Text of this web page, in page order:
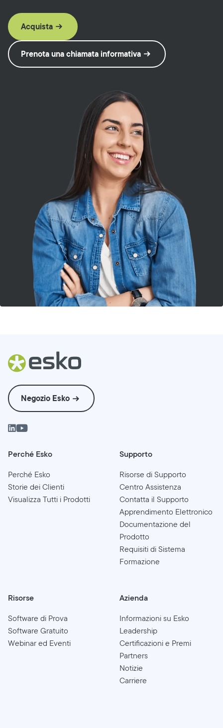
Acquista
Prenota una chiamata informativa
Negozio Esko
Perché Esko
Perché Esko
Storie dei Clienti
Visualizza Tutti i Prodotti
Supporto
Risorse di Supporto
Centro Assistenza
Contatta il Supporto
Apprendimento Elettronico
Documentazione del
Prodotto
Requisiti di Sistema
Formazione
Risorse
Software di Prova
Software Gratuito
Webinar ed Eventi
Azienda
Informazioni su Esko
Leadership
Certificazioni e Premi
Partners
Notizie
Carriere